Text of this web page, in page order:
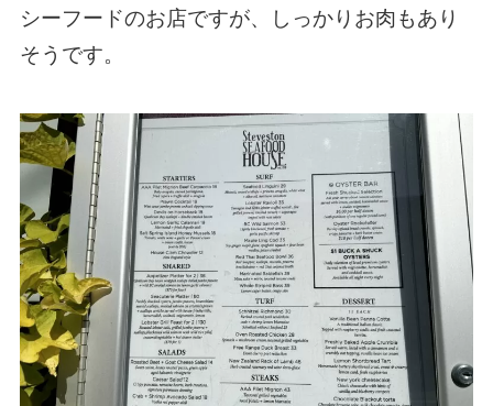
シーフードのお店ですが、しっかりお肉もあり
そうです。